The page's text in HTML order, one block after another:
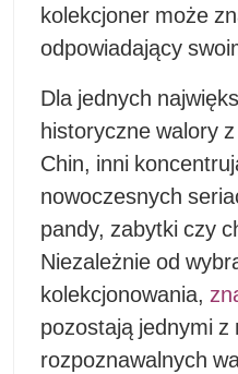
kolekcjoner może
odpowiadający
Dla jednych
historyczne walory
Chin, inni
nowoczesnych
pandy, zabytki czy
Niezależnie od
kolekcjonowania,
pozostają jednymi z
rozpoznawalnych